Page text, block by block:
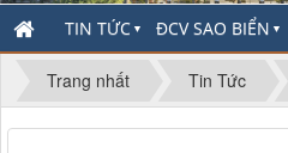
TIN TỨC ▼ ĐCV SAO BIỂN ▼
Trang nhất Tin Tức